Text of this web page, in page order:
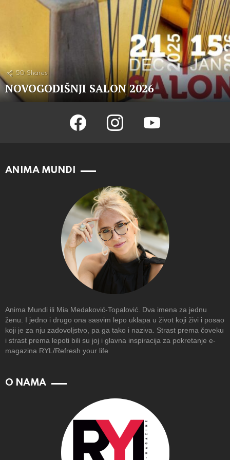
50 Shares
NOVOGODIŠNJI SALON 2026
facebook instagram youtube
ANIMA MUNDI
Anima Mundi ili Mia Medaković-Topalović. Dva imena za jednu
ženu. I jedno i drugo ona sasvim lepo uklapa u život koji živi i posao
koji je za nju zadovoljstvo, pa ga tako i naziva. Strast prema čoveku
i strast prema lepoti bili su joj i glavna inspiracija za pokretanje e-
magazina RYL/Refresh your life
O NAMA